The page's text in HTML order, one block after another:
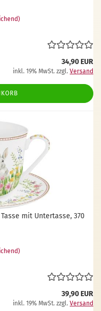
34,90 EUR
inkl. 19% MwSt. zzgl. Versand
mit Untertasse, 370
39,90 EUR
inkl. 19% MwSt. zzgl. Versand